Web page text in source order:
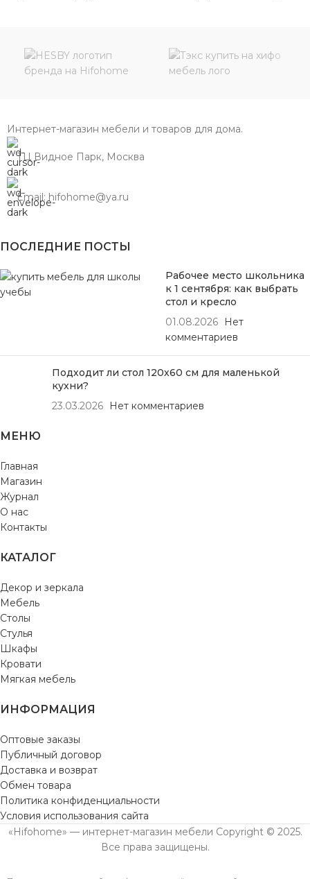
Интернет-магазин мебели и товаров для дома.
ТЦ Видное Парк, Москва
Email: hifohome@ya.ru
ПОСЛЕДНИЕ ПОСТЫ
Рабочее место школьника
к 1 сентября: как выбрать
стол и кресло
01.08.2026
Нет
комментариев
Подходит ли стол 120х60 см для маленькой
кухни?
23.03.2026
Нет комментариев
МЕНЮ
Главная
Магазин
Журнал
О нас
Контакты
КАТАЛОГ
Декор и зеркала
Мебель
Столы
Стулья
Шкафы
Кровати
Мягкая мебель
ИНФОРМАЦИЯ
Оптовые заказы
Публичный договор
Доставка и возврат
Обмен товара
Политика конфиденциальности
Условия использования сайта
«Hifohome» — интернет-магазин мебели Copyright © 2025.
Все права защищены.